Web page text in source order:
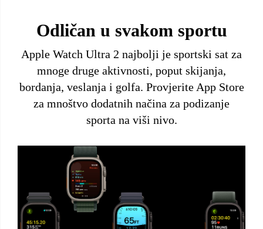
Odličan u svakom sportu
Apple Watch Ultra 2 najbolji je sportski sat za
mnoge druge aktivnosti, poput skijanja,
bordanja, veslanja i golfa. Provjerite App Store
za mnoštvo dodatnih načina za podizanje
sporta na viši nivo.